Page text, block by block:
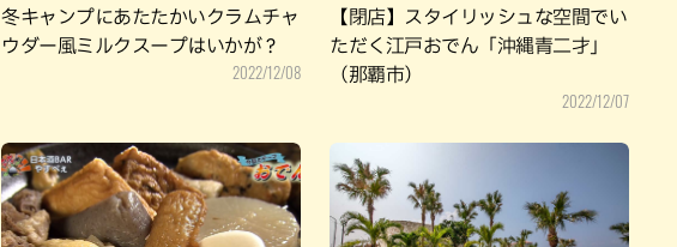
冬キャンプにあたたかいクラムチャ
ウダー風ミルクスープはいかが？
2022/12/08
【閉店】スタイリッシュな空間でい
ただく江戸おでん「沖縄青二才」
（那覇市）
2022/12/07